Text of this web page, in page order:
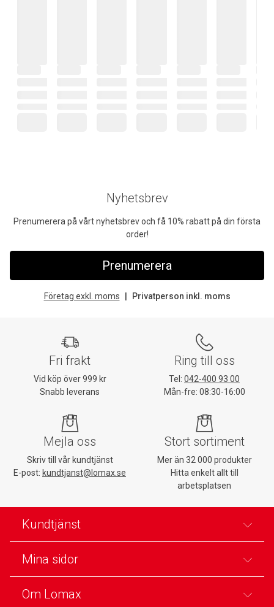
Nyhetsbrev
Prenumerera på vårt nyhetsbrev och få 10% rabatt på din första
order!
Prenumerera
Företag exkl. moms Privatperson inkl. moms
Fri frakt
Vid köp över 999 kr
Snabb leverans
Ring till oss
Tel: 042-400 93 00
Mån-fre: 08:30-16:00
Mejla oss
Skriv till vår kundtjänst
E-post: kundtjanst@lomax.se
Stort sortiment
Mer än 32 000 produkter
Hitta enkelt allt till
arbetsplatsen
Kundtjänst
Mina sidor
Om Lomax